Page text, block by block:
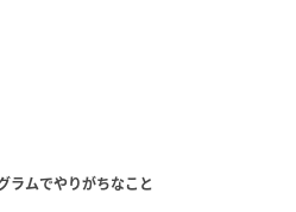
ラムでやりがちなこと